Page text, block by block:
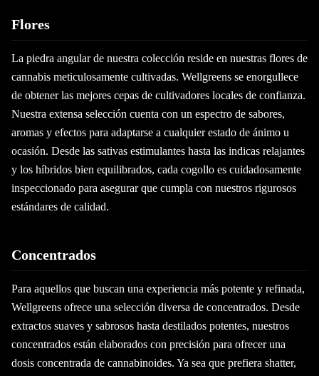
Flores
La piedra angular de nuestra colección reside en nuestras flores de
cannabis meticulosamente cultivadas. Wellgreens se enorgullece
de obtener las mejores cepas de cultivadores locales de confianza.
Nuestra extensa selección cuenta con un espectro de sabores,
aromas y efectos para adaptarse a cualquier estado de ánimo u
ocasión. Desde las sativas estimulantes hasta las indicas relajantes
y los híbridos bien equilibrados, cada cogollo es cuidadosamente
inspeccionado para asegurar que cumpla con nuestros rigurosos
estándares de calidad.
Concentrados
Para aquellos que buscan una experiencia más potente y refinada,
Wellgreens ofrece una selección diversa de concentrados. Desde
extractos suaves y sabrosos hasta destilados potentes, nuestros
concentrados están elaborados con precisión para ofrecer una
dosis concentrada de cannabinoides. Ya sea que prefiera shatter,